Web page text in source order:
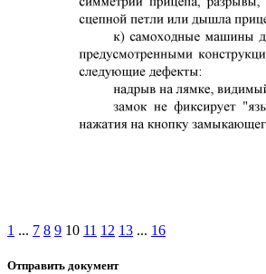
1 ... 7 8 9 10 11 12 13 ... 16
Отправить документ